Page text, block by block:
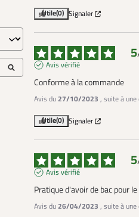
Utile(0) Signaler
5
Avis vérifié
Conforme à la commande
Avis du27/10/2023 , suite à
Utile(0) Signaler
5
Avis vérifié
Pratique d'avoir de bac pour
Avis du26/04/2023 , suite à